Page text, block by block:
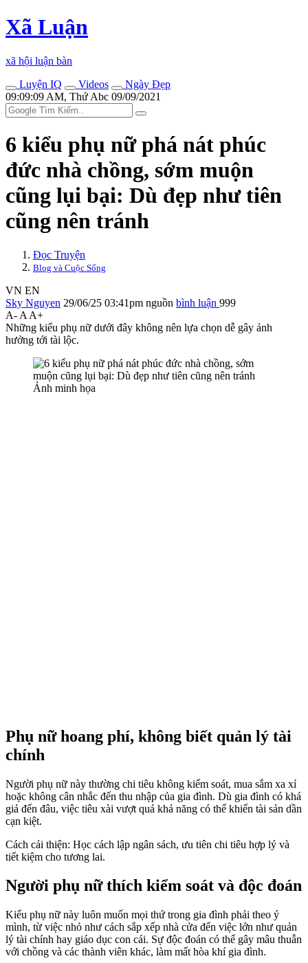
Xã Luận
xã hội luận bàn
Luyện IQ
Videos
Ngày Đẹp
09:09:09 AM, Thứ Abc 09/09/2021
6 kiểu phụ nữ phá nát phúc
đức nhà chồng, sớm muộn
cũng lụi bại: Dù đẹp như tiên
cũng nên tránh
Đọc Truyện
Blog và Cuộc Sống
VN EN
Sky Nguyen 29/06/25 03:41pm nguồn bình luận 999
A- A A+
Những kiểu phụ nữ dưới đây không nên lựa chọn dễ gây ảnh
hưởng tới tài lộc.
Ảnh minh họa
Phụ nữ hoang phí, không biết quản lý tài
chính
Người phụ nữ này thường chi tiêu không kiểm soát, mua sắm xa xỉ
hoặc không cân nhắc đến thu nhập của gia đình. Dù gia đình có khá
giả đến đâu, việc tiêu xài vượt quá khả năng có thể khiến tài sản dần
cạn kiệt.
Cách cải thiện: Học cách lập ngân sách, ưu tiên chi tiêu hợp lý và
tiết kiệm cho tương lai.
Người phụ nữ thích kiểm soát và độc đoán
Kiểu phụ nữ này luôn muốn mọi thứ trong gia đình phải theo ý
mình, từ việc nhỏ như cách sắp xếp nhà cửa đến việc lớn như quản
lý tài chính hay giáo dục con cái. Sự độc đoán có thể gây mâu thuẫn
với chồng và các thành viên khác, làm mất hòa khí gia đình.